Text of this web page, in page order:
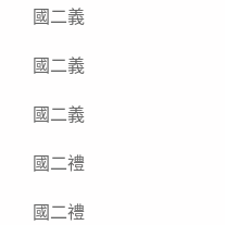
國二義
國二義
國二義
國二禮
國二禮